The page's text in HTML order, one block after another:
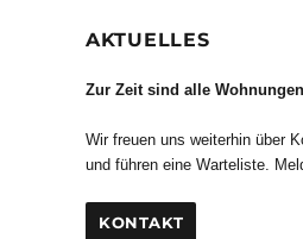
AKTUELLES
Zur Zeit sind alle
Wir freuen uns weiterhin über
und führen eine Warteliste.
KONTAKT